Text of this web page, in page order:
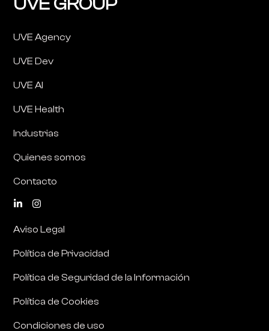
UVE Agency
UVE Dev
UVE AI
UVE Health
Industrias
Quienes somos
Contacto
Aviso Legal
Política de Privacidad
Política de Seguridad de la Información
Política de Cookies
Condiciones de uso